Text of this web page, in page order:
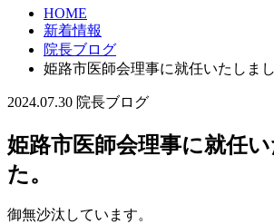
HOME
新着情報
院長ブログ
姫路市医師会理事に就任いたしまし
2024.07.30 院長ブログ
姫路市医師会理事に就任
た。
御無沙汰しています。